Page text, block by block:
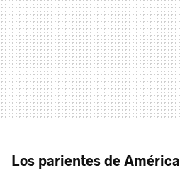
Los parientes de América